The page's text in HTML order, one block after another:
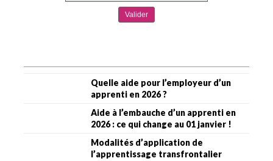
Quelle aide pour l’employeur d’un
apprenti en 2026 ?
Aide à l’embauche d’un apprenti en
2026 : ce qui change au 01 janvier !
Modalités d’application de
l’apprentissage transfrontalier